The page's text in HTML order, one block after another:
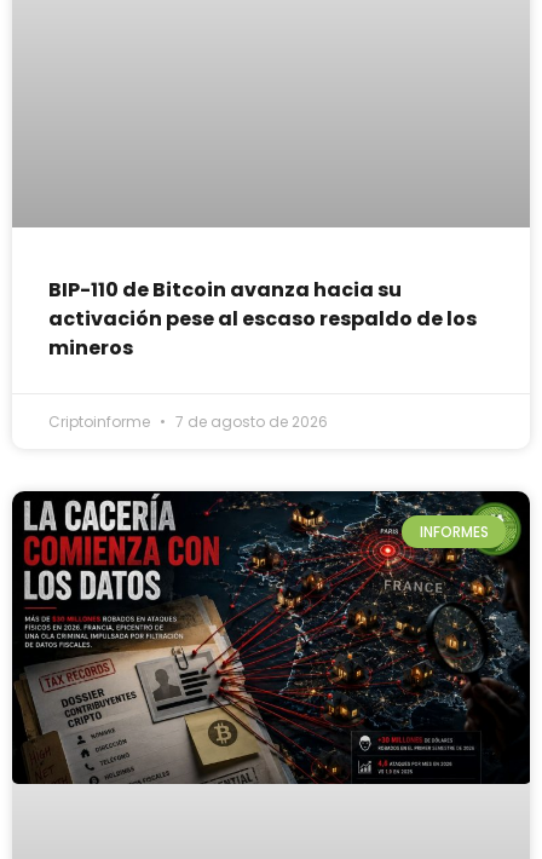
BIP-110 de Bitcoin avanza hacia su
activación pese al escaso respaldo de los
mineros
Criptoinforme 7 de agosto de 2026
INFORMES